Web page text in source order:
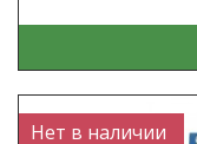
Нет в наличии